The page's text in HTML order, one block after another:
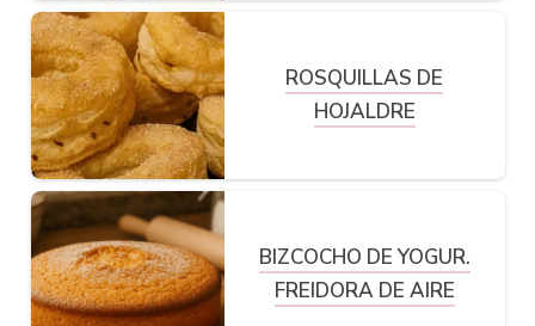
ROSQUILLAS DE
HOJALDRE
BIZCOCHO DE YOGUR.
FREIDORA DE AIRE